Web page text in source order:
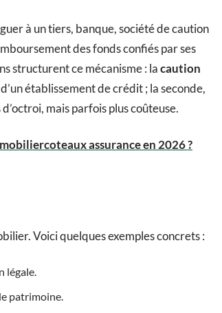
à un tiers, banque, société de caution
des fonds confiés par ses
structurent ce mécanisme : lacaution
établissement de crédit ; la seconde,
mais parfois plus coûteuse.
assurance en 2026 ?
Voici quelques exemples concrets :
légale.
patrimoine.